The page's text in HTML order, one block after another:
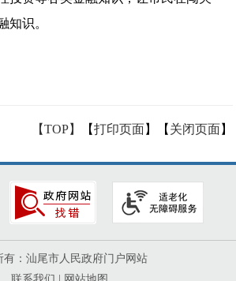
知识。
【TOP】 【打印页面】【 关闭页面】
有：汕尾市人民政府门户网站